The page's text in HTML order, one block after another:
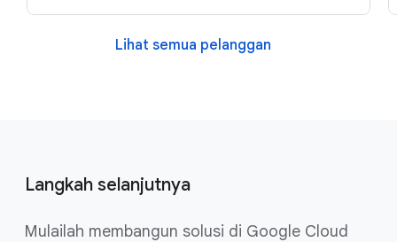
Lihat semua pelanggan
Langkah selanjutnya
Mulailah membangun solusi di Google Cloud